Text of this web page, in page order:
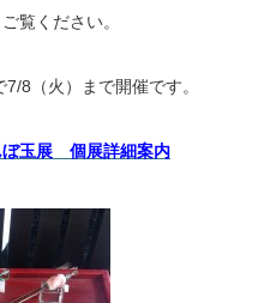
覧ください。
8（火）まで開催です。
ぼ玉展 個展詳細案内